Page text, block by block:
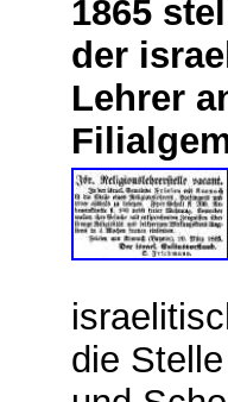
1865
der
Lehrer
die